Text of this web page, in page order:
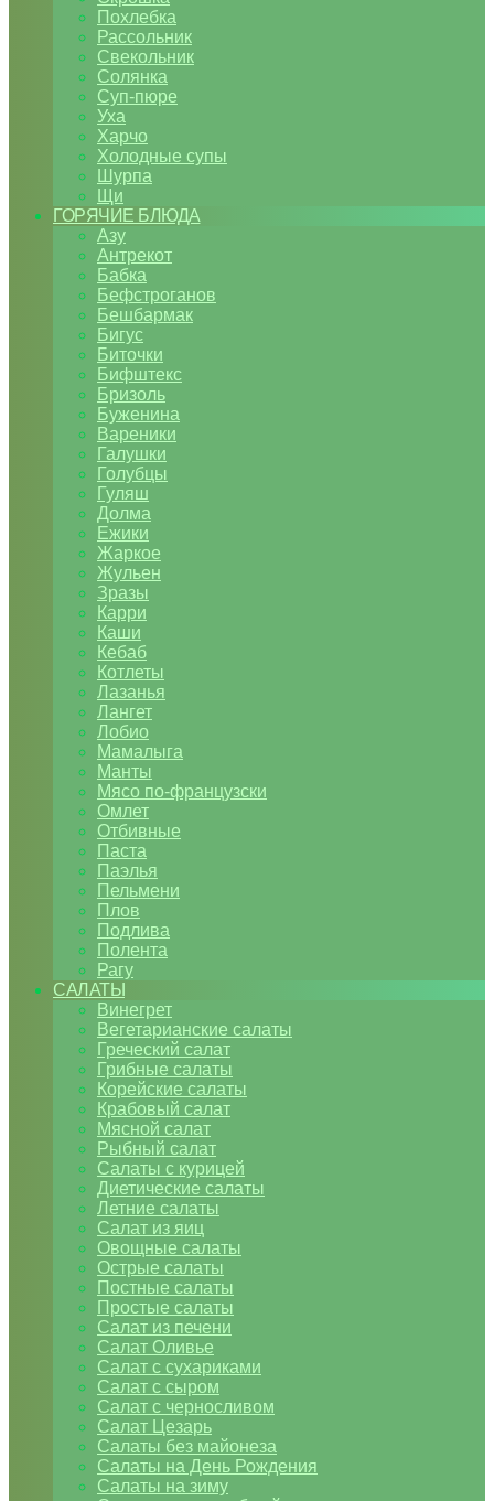
Похлебка
Рассольник
Свекольник
Солянка
Суп-пюре
Уха
Харчо
Холодные супы
Шурпа
Щи
ГОРЯЧИЕ БЛЮДА
Азу
Антрекот
Бабка
Бефстроганов
Бешбармак
Бигус
Биточки
Бифштекс
Бризоль
Буженина
Вареники
Галушки
Голубцы
Гуляш
Долма
Ежики
Жаркое
Жульен
Зразы
Карри
Каши
Кебаб
Котлеты
Лазанья
Лангет
Лобио
Мамалыга
Манты
Мясо по-французски
Омлет
Отбивные
Паста
Паэлья
Пельмени
Плов
Подлива
Полента
Рагу
САЛАТЫ
Винегрет
Вегетарианские салаты
Греческий салат
Грибные салаты
Корейские салаты
Крабовый салат
Мясной салат
Рыбный салат
Салаты с курицей
Диетические салаты
Летние салаты
Салат из яиц
Овощные салаты
Острые салаты
Постные салаты
Простые салаты
Салат из печени
Салат Оливье
Салат с сухариками
Салат с сыром
Салат с черносливом
Салат Цезарь
Салаты без майонеза
Салаты на День Рождения
Салаты на зиму